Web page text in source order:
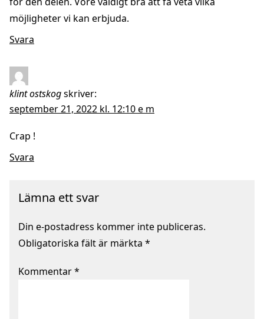
möjligheter vi kan erbjuda.
Svara
klint ostskogskriver:
september 21, 2022 kl. 12:10 e m
Crap !
Svara
Lämna ett svar
Din e-postadress kommer inte publiceras.
Obligatoriska fält är märkta *
Kommentar*